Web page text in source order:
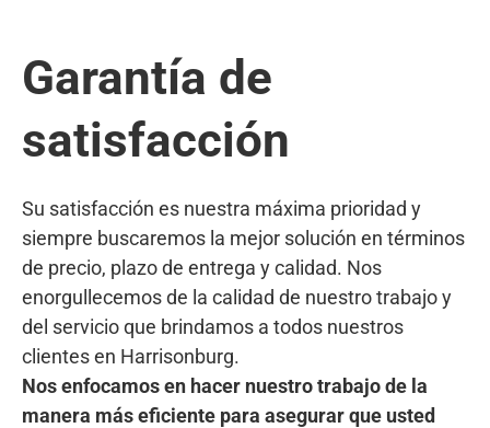
Garantía de
satisfacción
Su satisfacción es nuestra máxima prioridad y
siempre buscaremos la mejor solución en términos
de precio, plazo de entrega y calidad. Nos
enorgullecemos de la calidad de nuestro trabajo y
del servicio que brindamos a todos nuestros
clientes en Harrisonburg.
Nos enfocamos en hacer nuestro trabajo de la
manera más eficiente para asegurar que usted